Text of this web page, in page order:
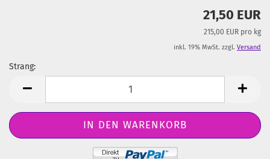
21,50 EUR
215,00 EUR pro kg
inkl. 19% MwSt. zzgl. Versand
Strang: